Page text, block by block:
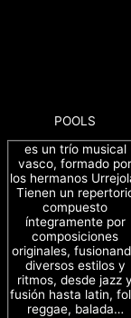
POOLS
es un trío musical
vasco, formado por
los hermanos
Tienen un
compuesto
íntegramente por
composiciones
originales,
diversos estilos y
ritmos, desde jazz
fusión hasta latin,
reggae, balada…